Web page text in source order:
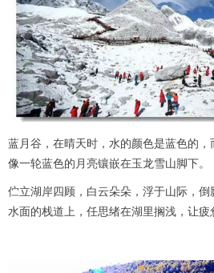
蓝月谷，在晴天时，水的颜色是蓝色的
像一轮蓝色的月亮镶嵌在玉龙雪山脚下。
伫立湖岸四顾，白云朵朵，浮于山际，
水面的栈道上，任思绪在湖里搁浅，让疲